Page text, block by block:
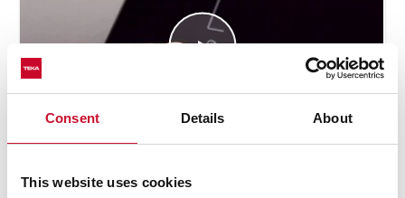
Consent Details About
This website uses cookies
parrilla